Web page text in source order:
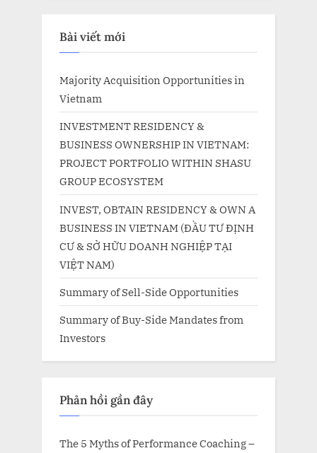
Bài viết mới
Majority Acquisition Opportunities in
Vietnam
INVESTMENT RESIDENCY &
BUSINESS OWNERSHIP IN VIETNAM:
PROJECT PORTFOLIO WITHIN SHASU
GROUP ECOSYSTEM
INVEST, OBTAIN RESIDENCY & OWN A
BUSINESS IN VIETNAM (ĐẦU TƯ ĐỊNH
CƯ & SỞ HỮU DOANH NGHIỆP TẠI
VIỆT NAM)
Summary of Sell-Side Opportunities
Summary of Buy-Side Mandates from
Investors
Phản hồi gần đây
The 5 Myths of Performance Coaching –